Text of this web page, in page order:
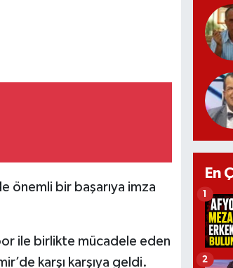
önemli bir başarıya imza
ile birlikte mücadele eden
karşı karşıya geldi.
En
1
2